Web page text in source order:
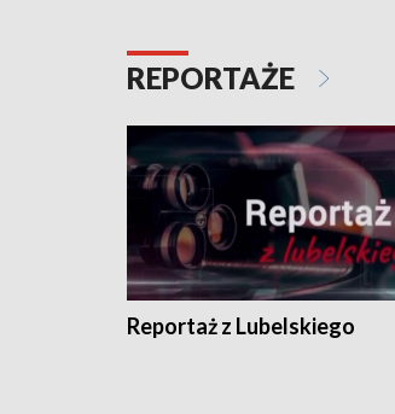
REPORTAŻE
Reportaż z Lubelskiego